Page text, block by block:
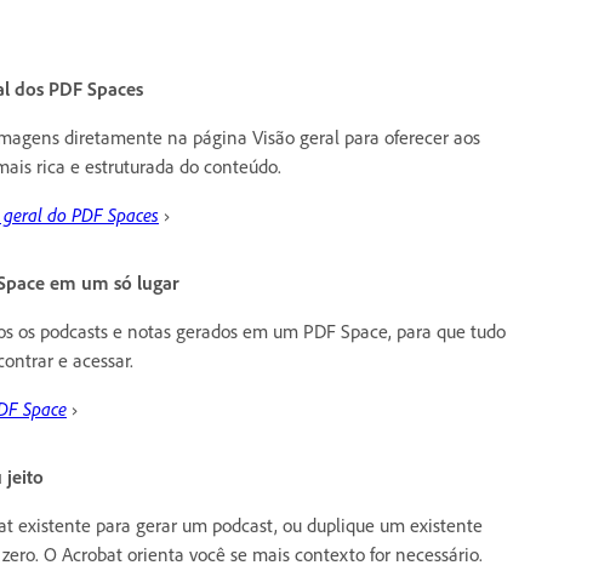
dos PDF Spaces
diretamente na página Visão geral para oferecer aos
rica e estruturada do conteúdo.
do PDF Spaces ›
em um só lugar
os podcasts e notas gerados em um PDF Space, para que tudo
e acessar.
Space ›
jeito
existente para gerar um podcast, ou duplique um existente
O Acrobat orienta você se mais contexto for necessário.